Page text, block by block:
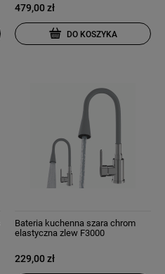
479,00 zł
DO KOSZYKA
Bateria kuchenna szara chrom
elastyczna zlew F3000
229,00 zł